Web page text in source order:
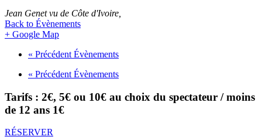
Jean Genet vu de Côte d'Ivoire
Back to Évènements
+ Google Map
« Précédent Évènements
« Précédent Évènements
Tarifs : 2€, 5€ ou 10€ au choix du spectateur / moins
de 12 ans 1€
RÉSERVER